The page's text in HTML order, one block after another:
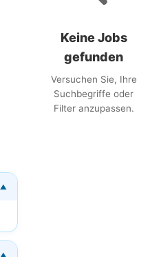
Keine Jobs
gefunden
Versuchen Sie, Ihre
Suchbegriffe oder
Filter anzupassen.
▼
▼